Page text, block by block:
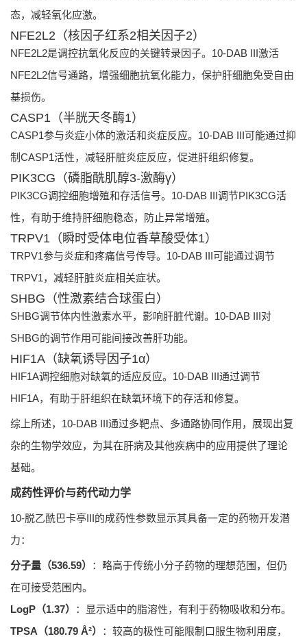
态，减轻氧化应激。
NFE2L2（核因子红系2相关因子2）
NFE2L2是调控抗氧化反应的关键转录因子。10-DAB III激活
NFE2L2信号通路，增强细胞抗氧化能力，保护肝细胞免受自由
基损伤。
CASP1（半胱天冬酶1）
CASP1参与炎症小体的激活和炎症反应。10-DAB III可能通过抑
制CASP1活性，减轻肝脏炎症反应，促进肝组织修复。
PIK3CG（磷脂酰肌醇3-激酶γ）
PIK3CG调控细胞增殖和存活信号。10-DAB III调节PIK3CG活
性，有助于维持肝细胞稳态，防止异常增殖。
TRPV1（瞬时受体电位香草酸受体1）
TRPV1参与炎症和疼痛信号传导。10-DAB III可能通过调节
TRPV1，减轻肝脏炎症相关症状。
SHBG（性激素结合球蛋白）
SHBG调节体内性激素水平，影响肝脏代谢。10-DAB III对
SHBG的调节作用可能间接改善肝功能。
HIF1A（缺氧诱导因子1α）
HIF1A调控细胞对缺氧的适应反应。10-DAB III通过调节
HIF1A，有助于肝组织在缺氧环境下的存活和修复。
综上所述，10-DAB III通过多靶点、多通路协同作用，展现出复
杂的生物学效应，为其在肝病及其他疾病中的应用提供了理论
基础。
成药性评价与药代动力学
10-脱乙酰巴卡亭III的成药性参数显示其具备一定的药物开发潜
力：
分子量（536.59）
：略高于传统小分子药物的理想范围，但仍
在可接受范围内。
LogP（1.37）
：显示适中的脂溶性，有利于药物吸收和分布。
TPSA（180.79 Å²）
：较高的极性可能限制口服生物利用度，